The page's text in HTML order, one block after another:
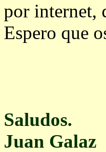
por internet,
Espero que
Saludos.
Juan Galaz